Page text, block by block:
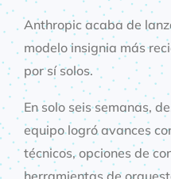
Anthropic acaba de
modelo insignia más
por sí solos.
En solo seis semanas,
equipo logró avances
técnicos, opciones de
herramientas de